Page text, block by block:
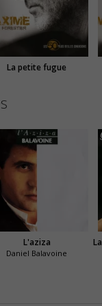
La petite fugue
L'aziza
Daniel Balavoine